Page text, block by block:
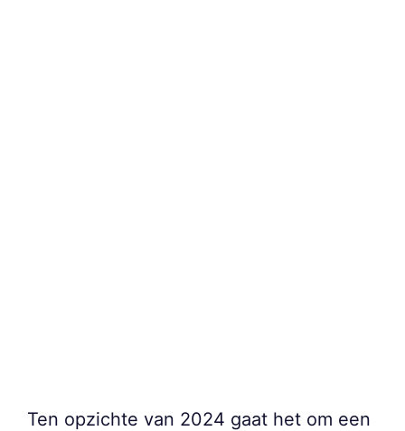
Ten opzichte van 2024 gaat het om een